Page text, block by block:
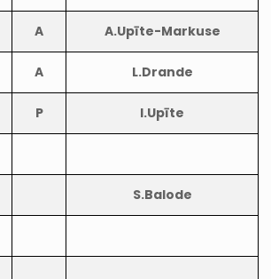
A A.Upīte-Markuse
A L.Drande
P I.Upīte
S.Balode